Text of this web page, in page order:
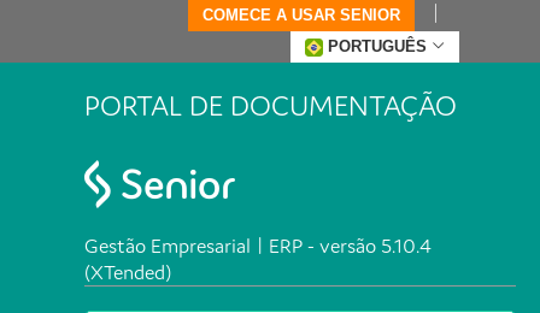
COMECE A USAR SENIOR
PORTUGUÊS
PORTAL DE DOCUMENTAÇÃO
Gestão Empresarial | ERP - versão 5.10.4
(XTended)